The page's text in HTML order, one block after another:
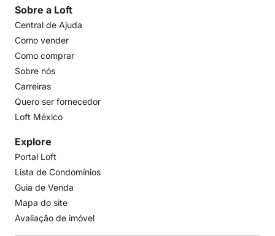
Sobre a Loft
Central de Ajuda
Como vender
Como comprar
Sobre nós
Carreiras
Quero ser fornecedor
Loft México
Explore
Portal Loft
Lista de Condomínios
Guia de Venda
Mapa do site
Avaliação de imóvel